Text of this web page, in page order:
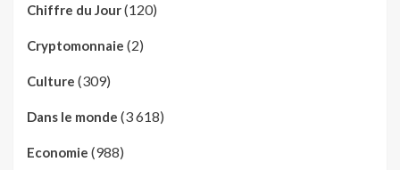
Chiffre du Jour(120)
Cryptomonnaie (2)
Culture (309)
Dans le monde (3 618)
Economie (988)